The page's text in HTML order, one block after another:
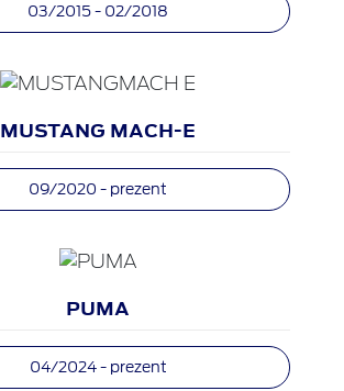
03/2015 - 02/2018
MUSTANG MACH-E
09/2020 - prezent
PUMA
04/2024 - prezent